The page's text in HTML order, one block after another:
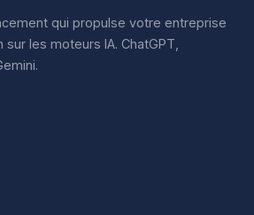
qui propulse votre entreprise
les moteurs IA. ChatGPT,